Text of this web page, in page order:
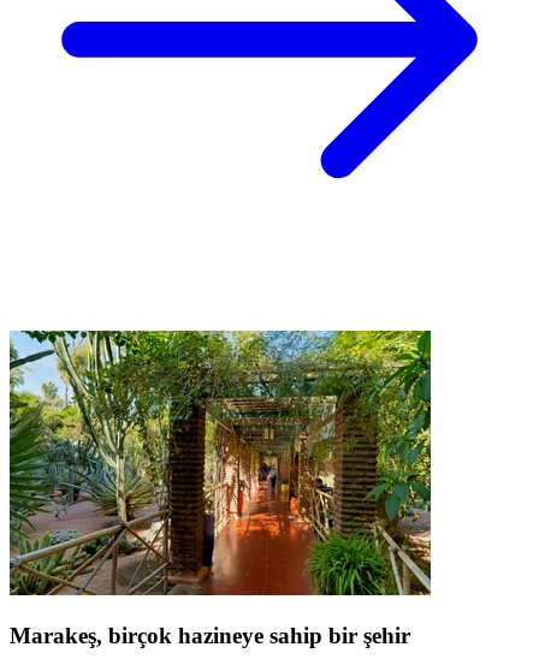
Marakeş, birçok hazineye sahip bir şehir